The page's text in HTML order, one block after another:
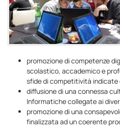
promozione di competenze
scolastico, accademico e
sfide di competitività indicate
diffusione di una connessa
Informatiche collegate ai
promozione di una
finalizzata ad un coerente